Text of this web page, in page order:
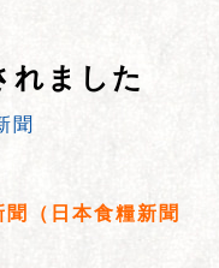
れました
聞
（日本食糧新聞